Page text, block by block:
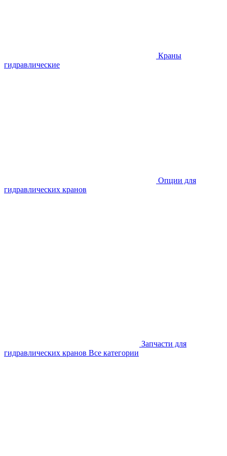
Краны
гидравлические
Опции для
гидравлических кранов
Запчасти для
гидравлических кранов Все категории